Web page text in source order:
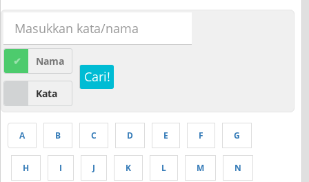
Nama
Kata
Cari!
A B C D E F G
H I J K L M N